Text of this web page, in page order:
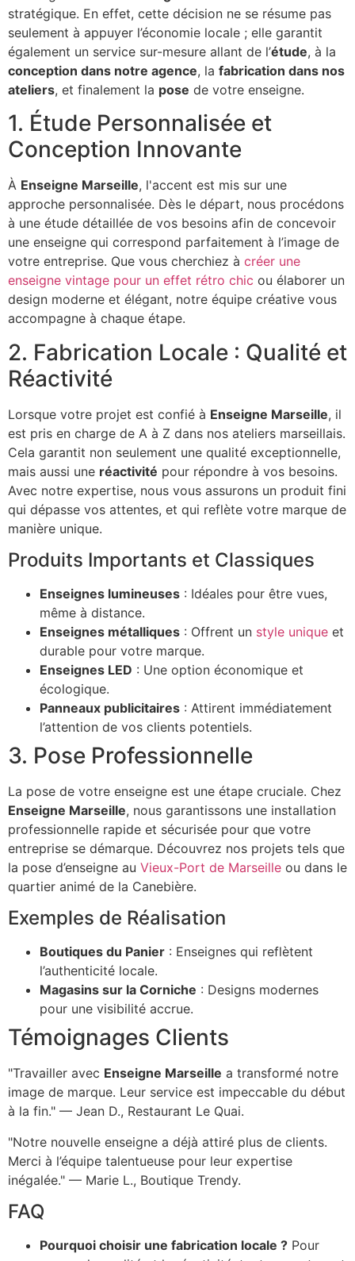
stratégique. En effet, cette décision ne se résume pas
seulement à appuyer l’économie locale ; elle garantit
également un service sur-mesure allant de l’étude, à la
conception dans notre agence, la fabrication dans nos
ateliers, et finalement la pose de votre enseigne.
1. Étude Personnalisée et
Conception Innovante
À Enseigne Marseille, l'accent est mis sur une
approche personnalisée. Dès le départ, nous procédons
à une étude détaillée de vos besoins afin de concevoir
une enseigne qui correspond parfaitement à l’image de
votre entreprise. Que vous cherchiez à créer une
enseigne vintage pour un effet rétro chic ou élaborer un
design moderne et élégant, notre équipe créative vous
accompagne à chaque étape.
2. Fabrication Locale : Qualité et
Réactivité
Lorsque votre projet est confié à Enseigne Marseille, il
est pris en charge de A à Z dans nos ateliers marseillais.
Cela garantit non seulement une qualité exceptionnelle,
mais aussi une réactivité pour répondre à vos besoins.
Avec notre expertise, nous vous assurons un produit fini
qui dépasse vos attentes, et qui reflète votre marque de
manière unique.
Produits Importants et Classiques
Enseignes lumineuses : Idéales pour être vues,
même à distance.
Enseignes métalliques : Offrent un style unique et
durable pour votre marque.
Enseignes LED : Une option économique et
écologique.
Panneaux publicitaires : Attirent immédiatement
l’attention de vos clients potentiels.
3. Pose Professionnelle
La pose de votre enseigne est une étape cruciale. Chez
Enseigne Marseille, nous garantissons une installation
professionnelle rapide et sécurisée pour que votre
entreprise se démarque. Découvrez nos projets tels que
la pose d’enseigne au Vieux-Port de Marseille ou dans le
quartier animé de la Canebière.
Exemples de Réalisation
Boutiques du Panier : Enseignes qui reflètent
l’authenticité locale.
Magasins sur la Corniche : Designs modernes
pour une visibilité accrue.
Témoignages Clients
"Travailler avec Enseigne Marseille a transformé notre
image de marque. Leur service est impeccable du début
à la fin." — Jean D., Restaurant Le Quai.
"Notre nouvelle enseigne a déjà attiré plus de clients.
Merci à l’équipe talentueuse pour leur expertise
inégalée." — Marie L., Boutique Trendy.
FAQ
Pourquoi choisir une fabrication locale ? Pour